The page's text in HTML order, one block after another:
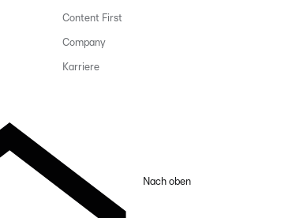
Content First
Company
Karriere
Nach oben